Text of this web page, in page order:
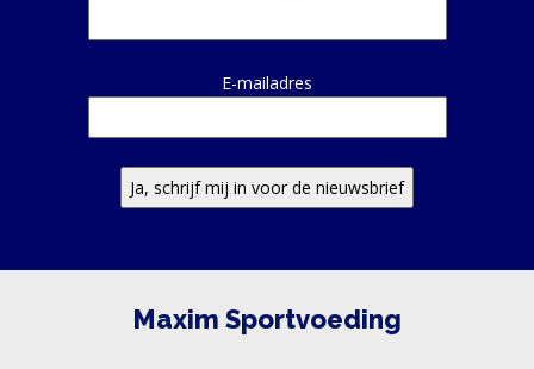
E-mailadres
Maxim Sportvoeding